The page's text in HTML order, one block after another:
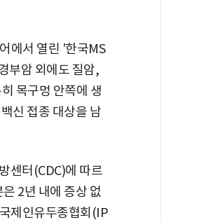
에서 열린 '한국MS
부암 외에도 질암,
목구멍 안쪽에 생
신 접종 대상을 남
센터(CDC)에 따르
2년 내에 증상 없
제인유두종협회(IP